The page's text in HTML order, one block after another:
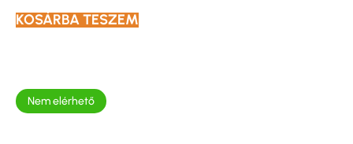
KOSÁRBA TESZEM
Nem elérhető